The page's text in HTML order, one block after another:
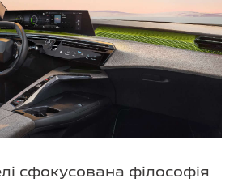
сфокусована філософія